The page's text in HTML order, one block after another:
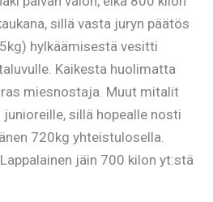
sillä vasta juryn päätös
hylkäämisestä vesitti
Kaikesta huolimatta
miesnostaja. Muut mitalit
sillä hopealle nosti
720kg yhteistulosella.
jäin 700 kilon yt:stä